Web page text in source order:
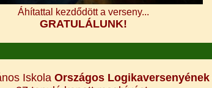
Áhítattal kezdődött a verseny...
GRATULÁLUNK!
Iskola Országos Logikaversenyének